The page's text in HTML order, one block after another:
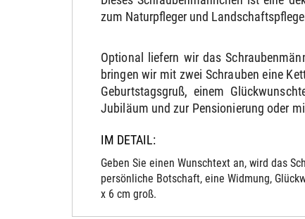
zum Naturpfleger und
Optional liefern wir das
bringen wir mit zwei Schrauben eine
Geburtstagsgruß, einem
Jubiläum und zur Pensionierung oder
IM DETAIL:
Geben Sie einen Wunschtext an, wird das
persönliche Botschaft, eine Widmung,
x 6 cm groß.